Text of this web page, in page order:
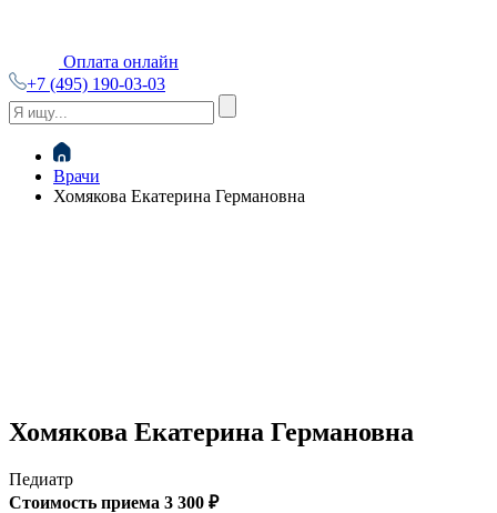
Оплата онлайн
+7 (495) 190-03-03
Врачи
Хомякова Екатерина Германовна
Хомякова Екатерина Германовна
Педиатр
Стоимость приема 3 300 ₽